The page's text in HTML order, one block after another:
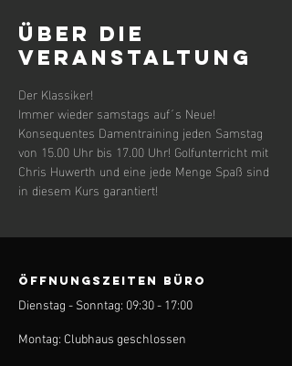
Über die
Veranstaltung
Der Klassiker!
Immer wieder samstags auf´s Neue!
Konsequentes Damentraining jeden Samstag
von 15.00 Uhr bis 17.00 Uhr! Golfunterricht mit
Chris Huwerth und eine jede Menge Spaß sind
in diesem Kurs garantiert!
ÖFFNUNGSZEITEN BÜRO
Dienstag - Sonntag: 09:30 - 17:00
Montag: Clubhaus geschlossen